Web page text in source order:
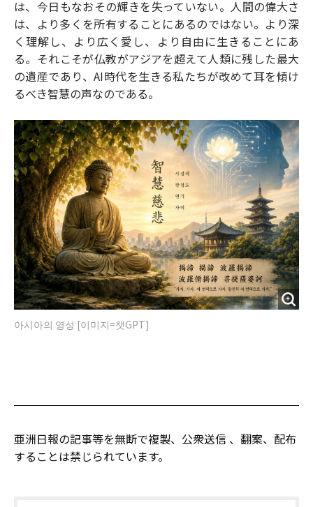
は、今日もなおその輝きを失っていない。人間の偉大さ
は、より多くを所有することにあるのではない。より深
く理解し、より広く愛し、より自由に生きることにあ
る。それこそが仏教がアジアを超えて人類に残した最大
の遺産であり、AI時代を生きる私たちが改めて耳を傾け
るべき智慧の声なのである。
아시아의 영성 [이미지=챗GPT]
亜洲日報の記事等を無断で複製、公衆送信 、翻案、配布
することは禁じられています。